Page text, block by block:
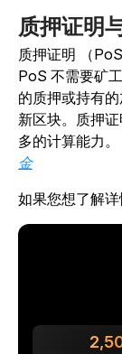
质押证明
质押证明 （
PoS 不需要矿
的质押或持有
新区块。质押
多的计算能力。
金
如果您想了解